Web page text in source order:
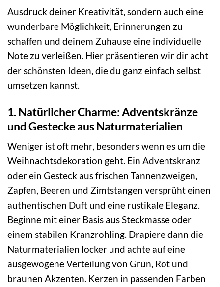
Ausdruck deiner Kreativität, sondern auch eine
wunderbare Möglichkeit, Erinnerungen zu
schaffen und deinem Zuhause eine individuelle
Note zu verleißen. Hier präsentieren wir dir acht
der schönsten Ideen, die du ganz einfach selbst
umsetzen kannst.
1. Natürlicher Charme: Adventskränze
und Gestecke aus Naturmaterialien
Weniger ist oft mehr, besonders wenn es um die
Weihnachtsdekoration geht. Ein Adventskranz
oder ein Gesteck aus frischen Tannenzweigen,
Zapfen, Beeren und Zimtstangen versprüht einen
authentischen Duft und eine rustikale Eleganz.
Beginne mit einer Basis aus Steckmasse oder
einem stabilen Kranzrohling. Drapiere dann die
Naturmaterialien locker und achte auf eine
ausgewogene Verteilung von Grün, Rot und
braunen Akzenten. Kerzen in passenden Farben